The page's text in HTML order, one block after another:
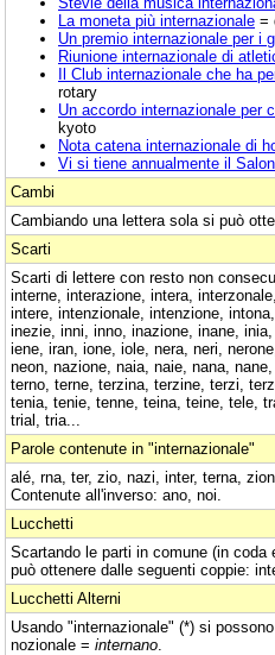
La moneta più internazionale =
Un premio internazionale per i
Riunione internazionale di
Il Club internazionale che ha
rotary
Un accordo internazionale per
kyoto
Nota catena internazionale di
Vi si tiene annualmente il
Cambi
Cambiando una lettera sola si può
Scarti
Scarti di lettere con resto non
interne, interazione, intera,
intere, intenzionale, intenzione,
inezie, inni, inno, inazione, inane,
iene, iran, ione, iole, nera, neri,
neon, nazione, naia, naie, nana,
terno, terne, terzina, terzine, terzi,
tenia, tenie, tenne, teina, teine, tele,
trial, tria...
Parole contenute in "internazionale"
alé, rna, ter, zio, nazi, inter, terna,
Contenute all'inverso: ano, noi.
Lucchetti
Scartando le parti in comune (in
può ottenere dalle seguenti coppie:
Lucchetti Alterni
Usando "internazionale" (*) si
nozionale = internano